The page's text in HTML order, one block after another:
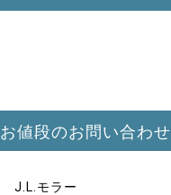
お値段のお問い合わせ
J.L.モラー